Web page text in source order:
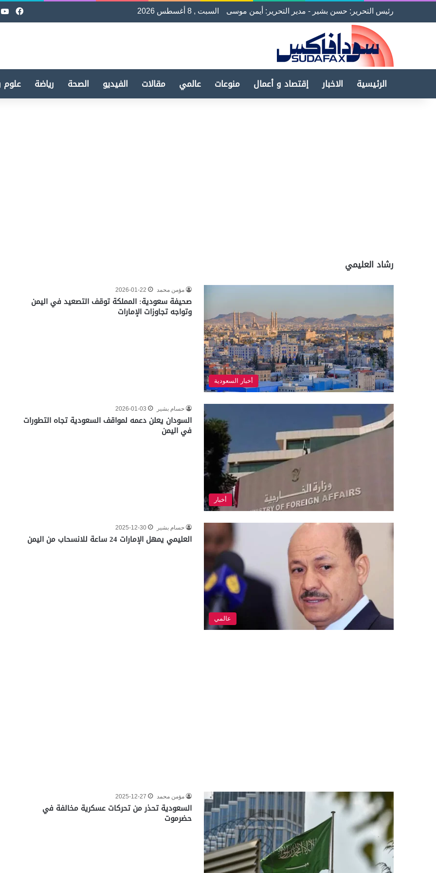
رئيس التحرير: حسن بشير - مدير التحرير: أيمن موسى السبت , 8 أغسطس 2026
الرئيسية الاخبار إقتصاد و أعمال منوعات عالمي مقالات الفيديو الصحة رياضة علوم
رشاد العليمي
أخبار السعودية
مؤمن محمد 2026-01-22
صحيفة سعودية: المملكة توقف التصعيد في اليمن
وتواجه تجاوزات الإمارات
أخبار
حسام بشير 2026-01-03
السودان يعلن دعمه لمواقف السعودية تجاه التطورات
في اليمن
عالمي
حسام بشير 2025-12-30
العليمي يمهل الإمارات 24 ساعة للانسحاب من اليمن
مؤمن محمد 2025-12-27
السعودية تحذر من تحركات عسكرية مخالفة في
حضرموت